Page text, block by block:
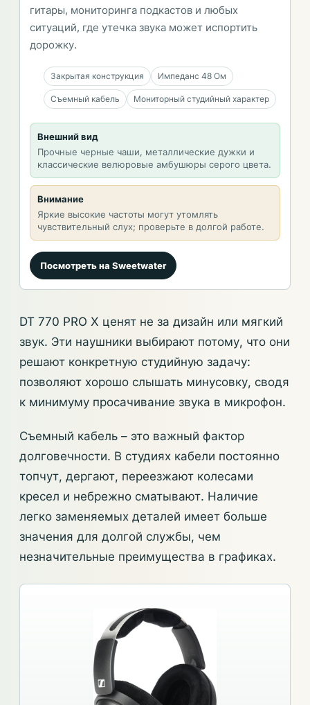
гитары, мониторинга подкастов и любых
ситуаций, где утечка звука может испортить
дорожку.
Закрытая конструкция Импеданс 48 Ом
Съемный кабель Мониторный студийный характер
Внешний вид
Прочные черные чаши, металлические дужки и
классические велюровые амбушюры серого цвета.
Внимание
Яркие высокие частоты могут утомлять
чувствительный слух; проверьте в долгой работе.
Посмотреть на Sweetwater
DT 770 PRO X ценят не за дизайн или мягкий
звук. Эти наушники выбирают потому, что они
решают конкретную студийную задачу:
позволяют хорошо слышать минусовку, сводя
к минимуму просачивание звука в микрофон.
Съемный кабель – это важный фактор
долговечности. В студиях кабели постоянно
топчут, дергают, переезжают колесами
кресел и небрежно сматывают. Наличие
легко заменяемых деталей имеет больше
значения для долгой службы, чем
незначительные преимущества в графиках.